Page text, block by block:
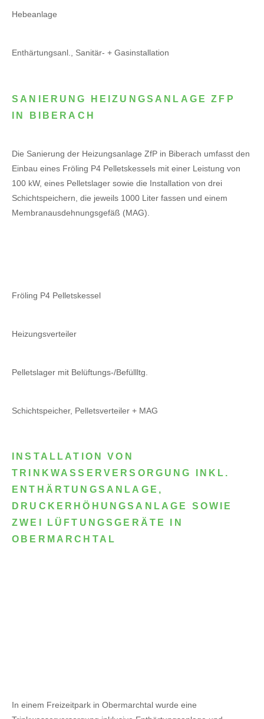
Hebeanlage
Enthärtungsanl., Sanitär- + Gasinstallation
SANIERUNG HEIZUNGSANLAGE ZFP
IN BIBERACH
Die Sanierung der Heizungsanlage ZfP in Biberach umfasst den
Einbau eines Fröling P4 Pelletskessels mit einer Leistung von
100 kW, eines Pelletslager sowie die Installation von drei
Schichtspeichern, die jeweils 1000 Liter fassen und einem
Membranausdehnungsgefäß (MAG).
Fröling P4 Pelletskessel
Heizungsverteiler
Pelletslager mit Belüftungs-/Befüllltg.
Schichtspeicher, Pelletsverteiler + MAG
INSTALLATION VON
TRINKWASSERVERSORGUNG INKL.
ENTHÄRTUNGSANLAGE,
DRUCKERHÖHUNGSANLAGE SOWIE
ZWEI LÜFTUNGSGERÄTE IN
OBERMARCHTAL
In einem Freizeitpark in Obermarchtal wurde eine